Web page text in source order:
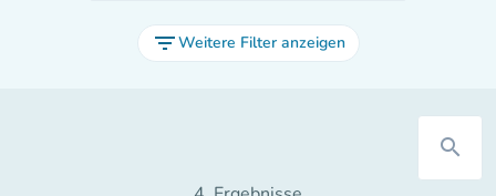
filter_listWeitere Filter anzeigen
search